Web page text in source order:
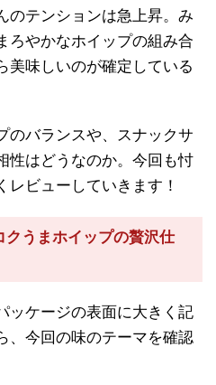
のテンションは急上昇。み
ろやかなホイップの組み合
美味しいのが確定している
のバランスや、スナックサ
性はどうなのか。今回も忖
レビューしていきます！
うまホイップの贅沢仕
ッケージの表面に大きく記
、今回の味のテーマを確認